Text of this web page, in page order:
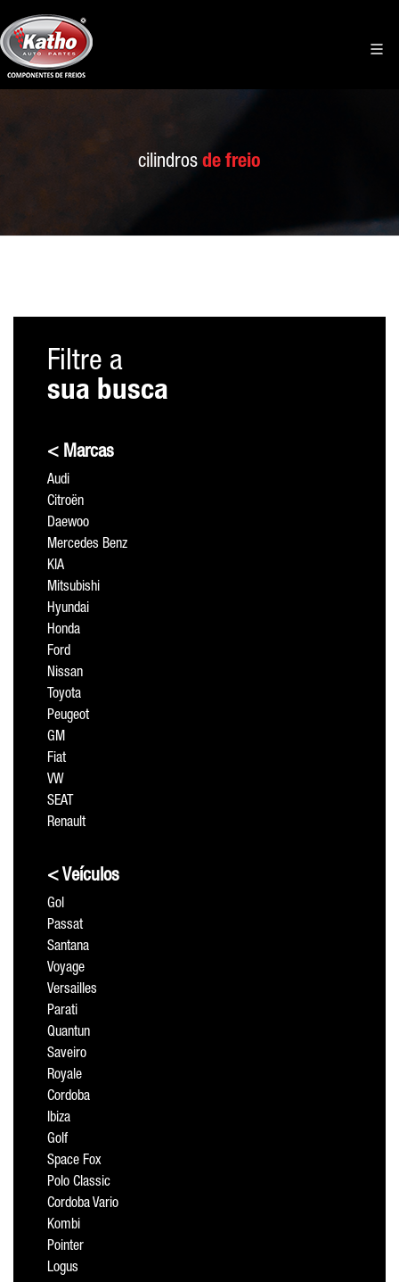
cilindros de freio
Filtre a
sua busca
< Marcas
Audi
Citroën
Daewoo
Mercedes Benz
KIA
Mitsubishi
Hyundai
Honda
Ford
Nissan
Toyota
Peugeot
GM
Fiat
VW
SEAT
Renault
< Veículos
Gol
Passat
Santana
Voyage
Versailles
Parati
Quantun
Saveiro
Royale
Cordoba
Ibiza
Golf
Space Fox
Polo Classic
Cordoba Vario
Kombi
Pointer
Logus